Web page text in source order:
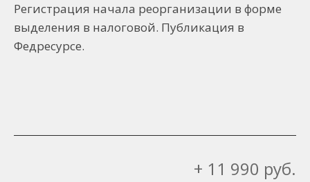
Регистрация начала реорганизации в форме
выделения в налоговой. Публикация в
Федресурсе.
+ 11 990 руб.